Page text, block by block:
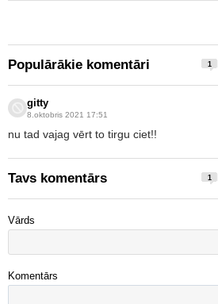
Populārākie komentāri 1
gitty
8.oktobris 2021 17:51
nu tad vajag vērt to tirgu ciet!!
Tavs komentārs 1
Vārds
Komentārs